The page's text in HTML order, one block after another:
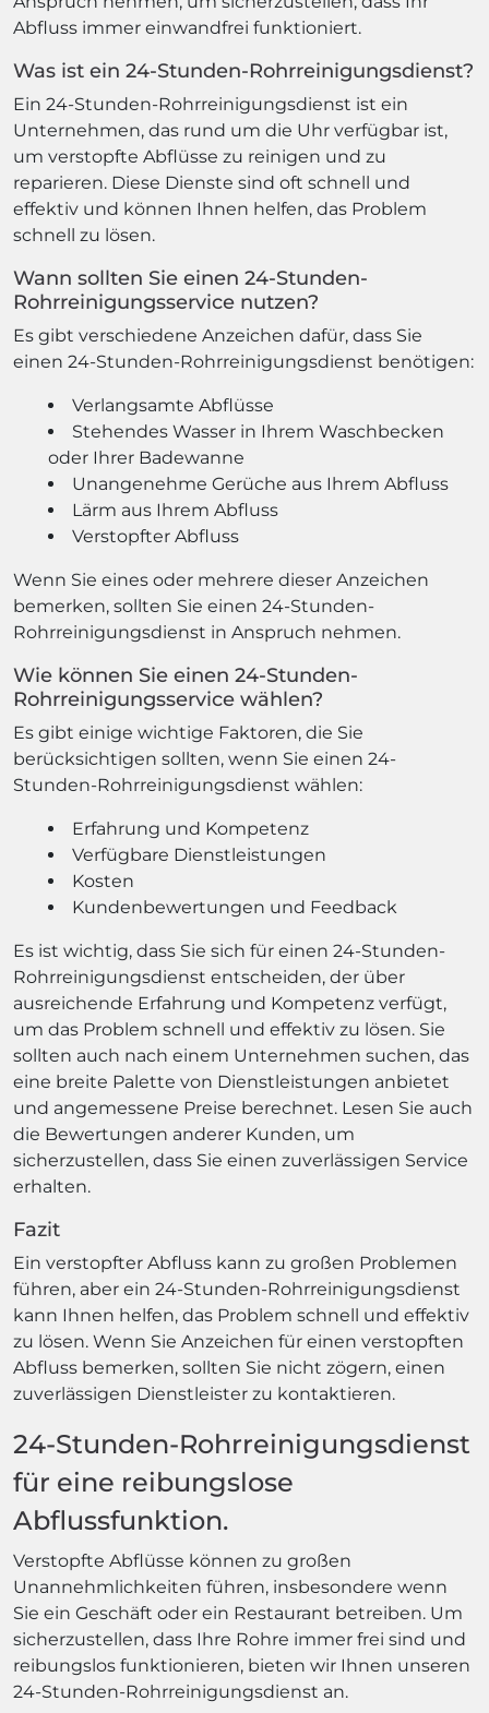
Abfluss immer einwandfrei funktioniert.
Was ist ein 24-Stunden-Rohrreinigungsdienst?
Ein 24-Stunden-Rohrreinigungsdienst ist ein
Unternehmen, das rund um die Uhr verfügbar ist,
um verstopfte Abflüsse zu reinigen und zu
reparieren. Diese Dienste sind oft schnell und
effektiv und können Ihnen helfen, das Problem
schnell zu lösen.
Wann sollten Sie einen 24-Stunden-
Rohrreinigungsservice nutzen?
Es gibt verschiedene Anzeichen dafür, dass Sie
einen 24-Stunden-Rohrreinigungsdienst benötigen:
Verlangsamte Abflüsse
Stehendes Wasser in Ihrem Waschbecken
oder Ihrer Badewanne
Unangenehme Gerüche aus Ihrem Abfluss
Lärm aus Ihrem Abfluss
Verstopfter Abfluss
Wenn Sie eines oder mehrere dieser Anzeichen
bemerken, sollten Sie einen 24-Stunden-
Rohrreinigungsdienst in Anspruch nehmen.
Wie können Sie einen 24-Stunden-
Rohrreinigungsservice wählen?
Es gibt einige wichtige Faktoren, die Sie
berücksichtigen sollten, wenn Sie einen 24-
Stunden-Rohrreinigungsdienst wählen:
Erfahrung und Kompetenz
Verfügbare Dienstleistungen
Kosten
Kundenbewertungen und Feedback
Es ist wichtig, dass Sie sich für einen 24-Stunden-
Rohrreinigungsdienst entscheiden, der über
ausreichende Erfahrung und Kompetenz verfügt,
um das Problem schnell und effektiv zu lösen. Sie
sollten auch nach einem Unternehmen suchen, das
eine breite Palette von Dienstleistungen anbietet
und angemessene Preise berechnet. Lesen Sie auch
die Bewertungen anderer Kunden, um
sicherzustellen, dass Sie einen zuverlässigen Service
erhalten.
Fazit
Ein verstopfter Abfluss kann zu großen Problemen
führen, aber ein 24-Stunden-Rohrreinigungsdienst
kann Ihnen helfen, das Problem schnell und effektiv
zu lösen. Wenn Sie Anzeichen für einen verstopften
Abfluss bemerken, sollten Sie nicht zögern, einen
zuverlässigen Dienstleister zu kontaktieren.
24-Stunden-Rohrreinigungsdienst
für eine reibungslose
Abflussfunktion.
Verstopfte Abflüsse können zu großen
Unannehmlichkeiten führen, insbesondere wenn
Sie ein Geschäft oder ein Restaurant betreiben. Um
sicherzustellen, dass Ihre Rohre immer frei sind und
reibungslos funktionieren, bieten wir Ihnen unseren
24-Stunden-Rohrreinigungsdienst an.